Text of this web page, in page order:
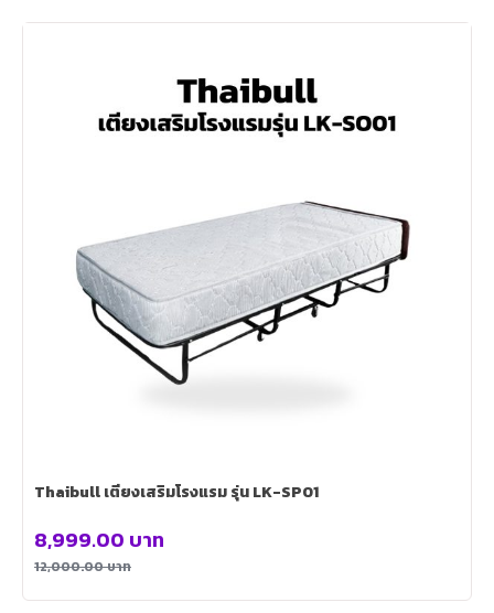
Thaibull เตียงเสริมโรงแรม รุ่น LK-SP01
12,000.00บาท
8,999.00 บาท